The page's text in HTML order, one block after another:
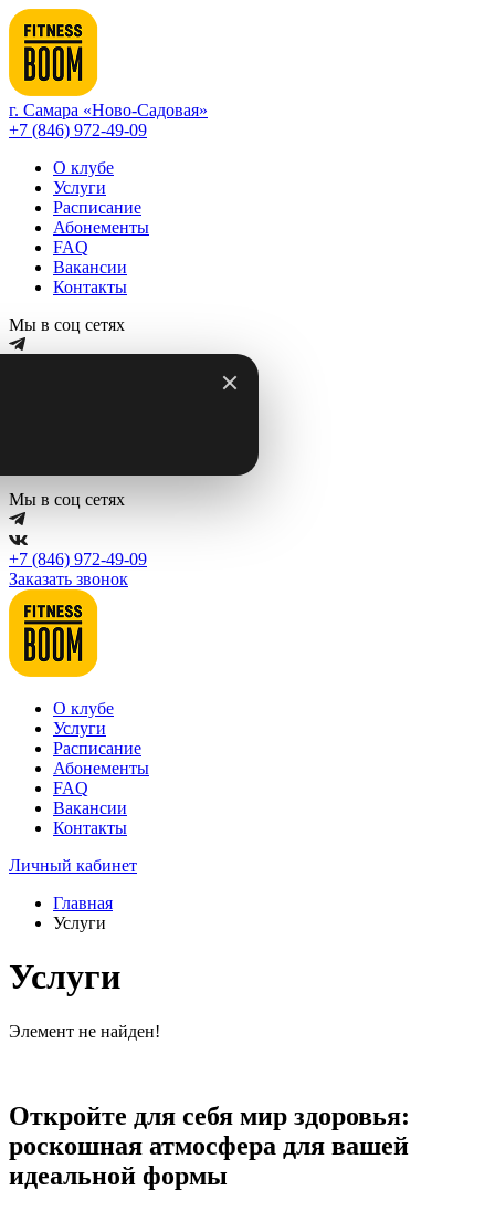
г. Самара «Ново-Садовая»
+7 (846) 972-49-09
О клубе
Услуги
Расписание
Абонементы
FAQ
Вакансии
Контакты
Мы в соц сетях
Мы в соц сетях
+7 (846) 972-49-09
Заказать звонок
О клубе
Услуги
Расписание
Абонементы
FAQ
Вакансии
Контакты
Личный кабинет
Главная
Услуги
Услуги
Элемент не найден!
Откройте для себя мир здоровья:
роскошная атмосфера для вашей
идеальной формы